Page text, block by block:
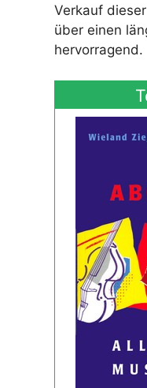
Verkauf
über einen
hervorragend.